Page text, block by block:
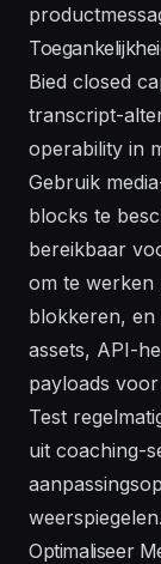
Bied closed
transcript-
operability in
Gebruik
blocks te
bereikbaar
om te werken
blokkeren, en
assets, API-
payloads
Test
uit coaching-
weerspiegelen.
Optimaliseer